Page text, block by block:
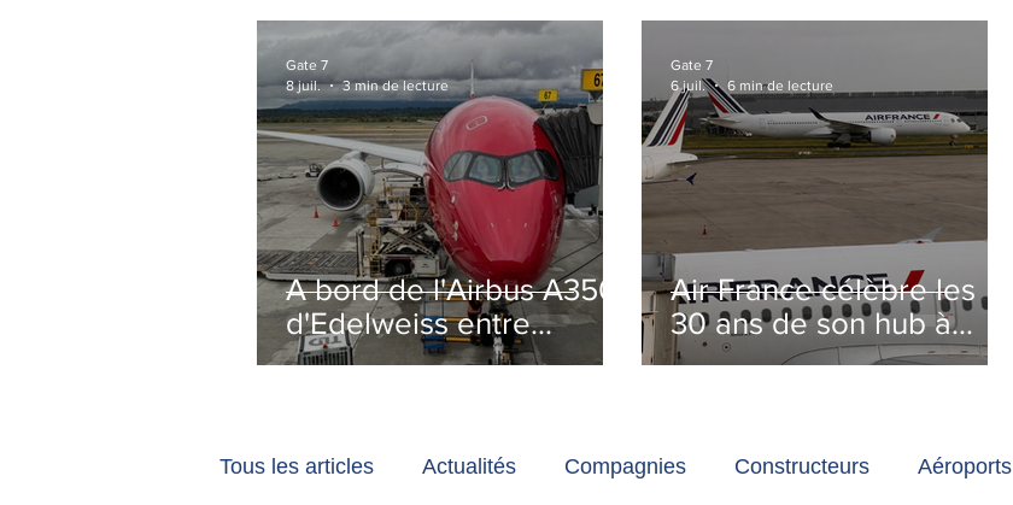
Paris-CDG
A bord de l'Airbus A350
d'Edelweiss entre
Vancouver et Zurich
Gate 7
8 juil.
3 min de lecture
Air France célèbre les
30 ans de son hub à
Paris-Charles de Gaulle
Gate 7
6 juil.
6 min de lecture
Tous les articles Actualités Compagnies Constructeurs Aéroports